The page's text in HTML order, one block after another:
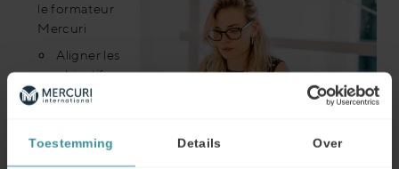
Toestemming Details Over
le formateur
Mercuri
Aligner les
objectifs